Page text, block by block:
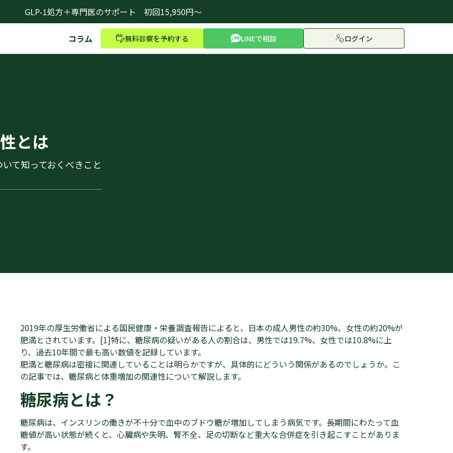
GLP-1処方＋専門医のサポート 初回15,950円～
コラム 無料診察を予約する LINEで相談 ログイン
とは
て知っておくべきこと
2019年の厚生労働省による国民健康・栄養調査報告によると、日本の成人男性の約30%、女性の約20%が
肥満とされています。[1]特に、糖尿病の疑いがある人の割合は、男性では19.7%、女性では10.8%に上
り、過去10年間で最も高い数値を記録しています。
肥満と糖尿病は密接に関連していることは明らかですが、具体的にどういう関係があるのでしょうか。こ
の記事では、糖尿病と体重増加の関連性について解説します。
糖尿病とは？
糖尿病は、インスリンの働きが不十分で血中のブドウ糖が増加してしまう病気です。長期間にわたって血
糖値が高い状態が続くと、心臓病や失明、腎不全、足の切断など重大な合併症を引き起こすことがありま
す。